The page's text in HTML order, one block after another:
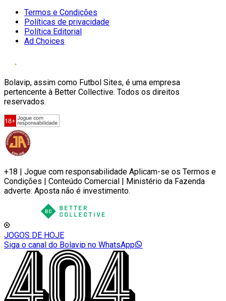
Termos e Condições
Políticas de privacidade
Política Editorial
Ad Choices
Bolavip, assim como Futbol Sites, é uma empresa
pertencente à Better Collective. Todos os direitos
reservados.
+18 | Jogue com responsabilidade Aplicam-se os Termos e
Condições | Conteúdo Comercial | Ministério da Fazenda
adverte: Aposta não é investimento.
JOGOS DE HOJE
Siga o canal do Bolavip no WhatsApp